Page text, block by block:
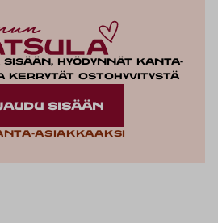
hyödynnät kanta-
kerrytät ostohyvitystä
SISÄÄN
asiakkaaksi